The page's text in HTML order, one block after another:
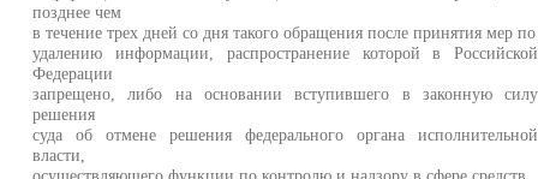
позднее чем
в течение трех дней со дня такого обращения после принятия мер по
удалению информации, распространение которой в Российской
Федерации
запрещено, либо на основании вступившего в законную силу
решения
суда об отмене решения федерального органа исполнительной
власти,
осуществляющего функции по контролю и надзору в сфере средств